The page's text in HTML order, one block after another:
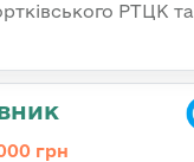
РТЦК та
грн